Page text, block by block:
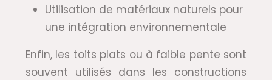
Utilisation de matériaux naturels pour
une intégration environnementale
Enfin, les toits plats ou à faible pente sont
souvent utilisés dans les constructions